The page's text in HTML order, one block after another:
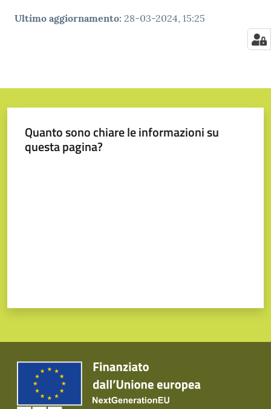
Ultimo aggiornamento: 28-03-2024, 15:25
Quanto sono chiare le informazioni su
questa pagina?